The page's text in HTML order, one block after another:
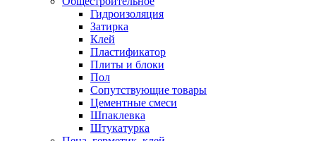
Гидроизоляция
Затирка
Клей
Пластификатор
Плиты и блоки
Пол
Сопутствующие товары
Цементные смеси
Шпаклевка
Штукатурка